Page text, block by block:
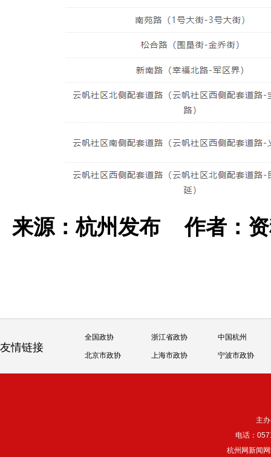
来源：杭州发布作者：
友情链接
全国政协 浙江省政协 中国杭州
北京市政协 上海市政协 宁波市政协
主
电话：
杭州网新闻